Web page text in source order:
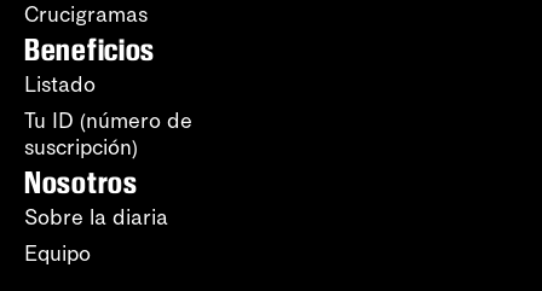
Crucigramas
Beneficios
Listado
Tu ID (número de
suscripción)
Nosotros
Sobre la diaria
Equipo